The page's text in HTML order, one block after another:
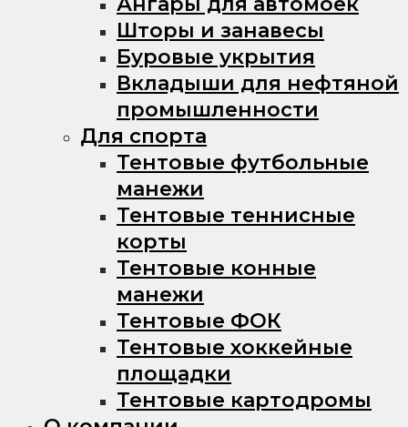
Шторы и занавесы
Буровые укрытия
Вкладыши для нефтяной
промышленности
Для спорта
Тентовые футбольные
манежи
Тентовые теннисные
корты
Тентовые конные
манежи
Тентовые ФОК
Тентовые хоккейные
площадки
Тентовые картодромы